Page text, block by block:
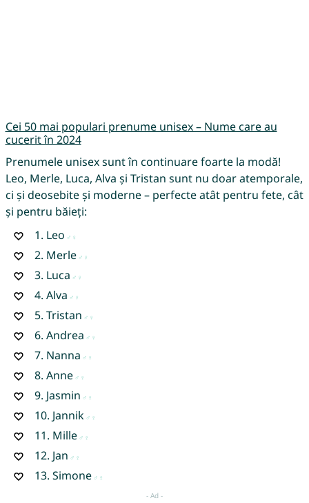
Cei 50 mai populari prenume unisex – Nume care au
cucerit în 2024
Prenumele unisex sunt în continuare foarte la modă!
Leo, Merle, Luca, Alva și Tristan sunt nu doar atemporale,
ci și deosebite și moderne – perfecte atât pentru fete, cât
și pentru băieți:
1. Leo
2. Merle
3. Luca
4. Alva
5. Tristan
6. Andrea
7. Nanna
8. Anne
9. Jasmin
10. Jannik
11. Mille
12. Jan
13. Simone